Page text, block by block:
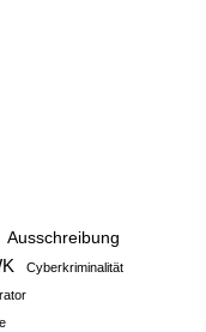
Ausschreibung
Cyberkriminalität